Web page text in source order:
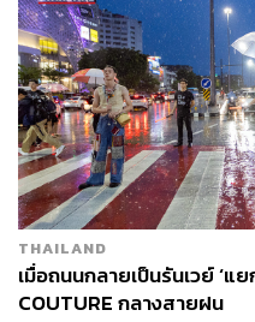
สถานเอกอัครราชทูต
สถานเอกอัครราชทูต
(แนะนำให้ค้นหาผ่านเว็บไซ
เพื่อดูหมายเลขโทรศัพท์ฉุก
3. ตรวจสอบประกันการ
ตัดสินใจ
THAILAND
เมื่อถนนกลายเป็นรันเวย์ ‘แ
COUTURE กลางสายฝน